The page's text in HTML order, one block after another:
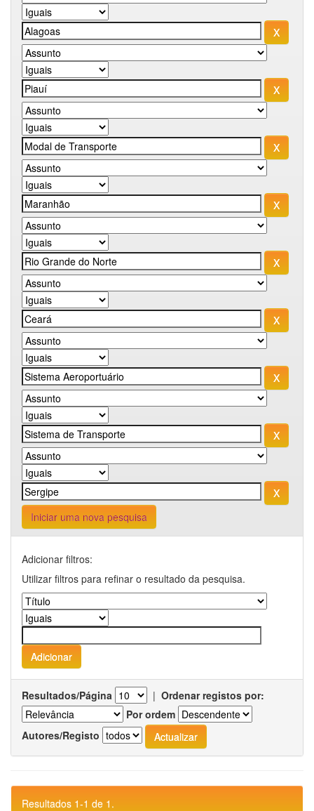
Iniciar uma nova pesquisa
Adicionar filtros:
Utilizar filtros para refinar o resultado da pesquisa.
Resultados/Página | Ordenar registos por:
Por ordem
Autores/Registo
Resultados 1-1 de 1.